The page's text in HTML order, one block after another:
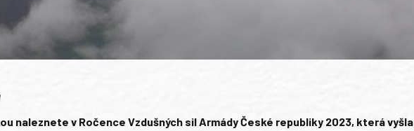
naleznete v Ročence Vzdušných sil Armády České republiky 2023, která